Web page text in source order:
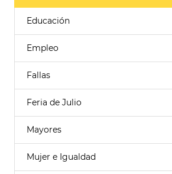
Educación
Empleo
Fallas
Feria de Julio
Mayores
Mujer e Igualdad